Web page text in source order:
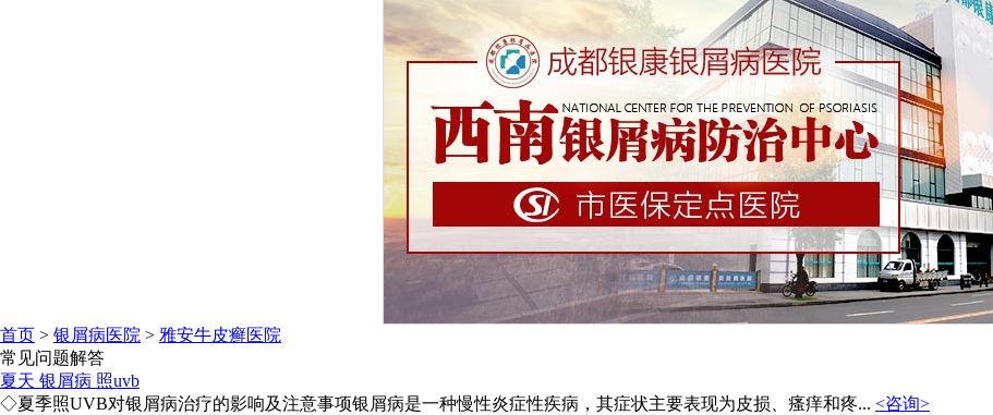
首页 > 银屑病医院 > 雅安牛皮癣医院
常见问题解答
夏天 银屑病 照uvb
◇夏季照UVB对银屑病治疗的影响及注意事项银屑病是一种慢性炎症性疾病，其症状主要表现为皮损、瘙痒和疼... <咨询>